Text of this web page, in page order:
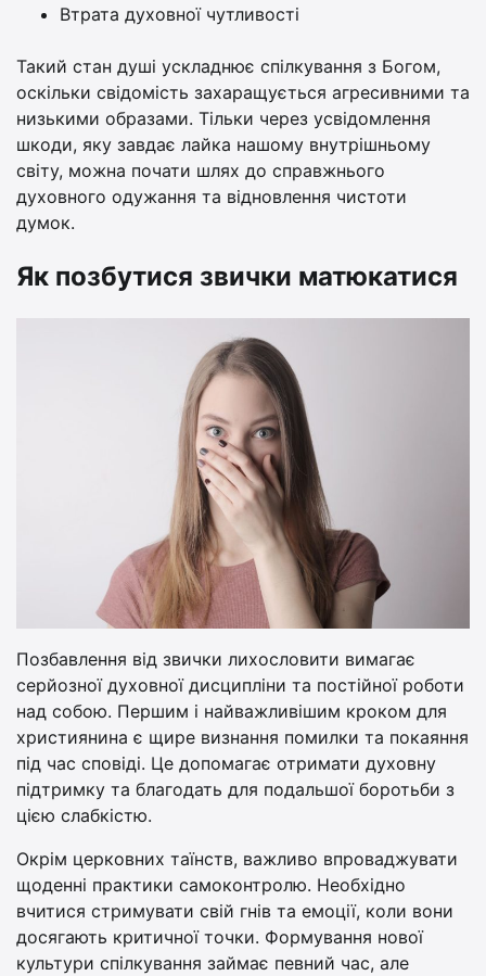
Втрата духовної чутливості
Такий стан душі ускладнює спілкування з Богом,
оскільки свідомість захаращується агресивними та
низькими образами. Тільки через усвідомлення
шкоди, яку завдає лайка нашому внутрішньому
світу, можна почати шлях до справжнього
духовного одужання та відновлення чистоти
думок.
Як позбутися звички матюкатися
Позбавлення від звички лихословити вимагає
серйозної духовної дисципліни та постійної роботи
над собою. Першим і найважливішим кроком для
християнина є щире визнання помилки та покаяння
під час сповіді. Це допомагає отримати духовну
підтримку та благодать для подальшої боротьби з
цією слабкістю.
Окрім церковних таїнств, важливо впроваджувати
щоденні практики самоконтролю. Необхідно
вчитися стримувати свій гнів та емоції, коли вони
досягають критичної точки. Формування нової
культури спілкування займає певний час, але